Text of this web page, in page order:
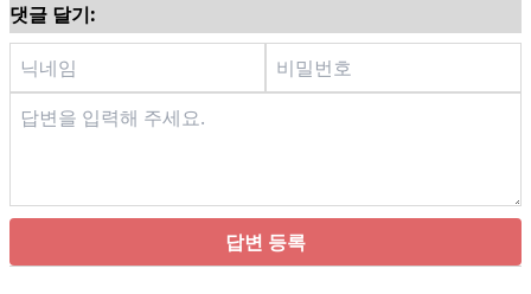
댓글 달기:
답변 등록